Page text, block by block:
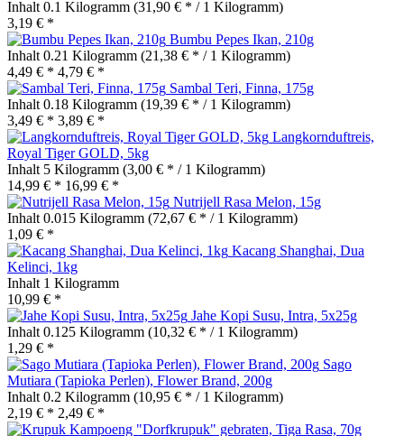
Inhalt 0.1 Kilogramm (31,90 € * / 1 Kilogramm)
3,19 € *
Bumbu Pepes Ikan, 210g
Inhalt 0.21 Kilogramm (21,38 € * / 1 Kilogramm)
4,49 € * 4,79 € *
Sambal Teri, Finna, 175g
Inhalt 0.18 Kilogramm (19,39 € * / 1 Kilogramm)
3,49 € * 3,89 € *
Langkornduftreis,
Royal Tiger GOLD, 5kg
Inhalt 5 Kilogramm (3,00 € * / 1 Kilogramm)
14,99 € * 16,99 € *
Nutrijell Rasa Melon, 15g
Inhalt 0.015 Kilogramm (72,67 € * / 1 Kilogramm)
1,09 € *
Kacang Shanghai, Dua
Kelinci, 1kg
Inhalt 1 Kilogramm
10,99 € *
Jahe Kopi Susu, Intra, 5x25g
Inhalt 0.125 Kilogramm (10,32 € * / 1 Kilogramm)
1,29 € *
Sago
Mutiara (Tapioka Perlen), Flower Brand, 200g
Inhalt 0.2 Kilogramm (10,95 € * / 1 Kilogramm)
2,19 € * 2,49 € *